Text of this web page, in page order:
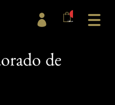
items

de